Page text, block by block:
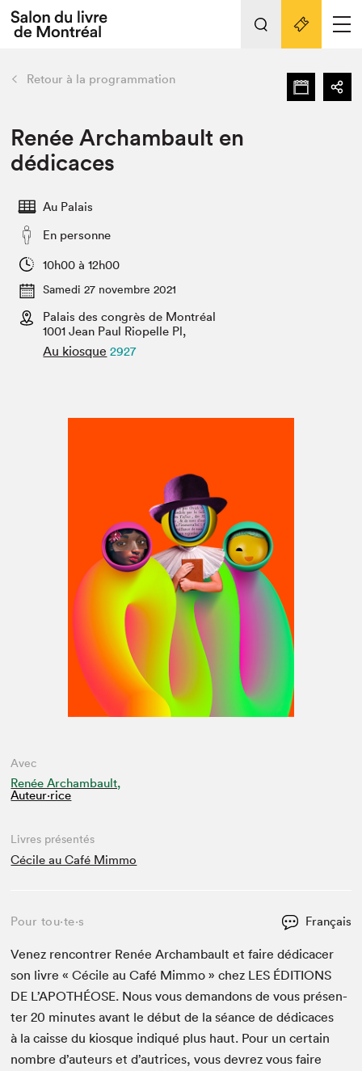
Espace exposant⋅e⋅s
Espace enseignant·e·s
L'événement
Préparer sa visite au Salon
SLM PRO
retour Nos activités
Préparer sa visite
Salon au Palais
Salon dans la ville et en ligne
Projets partenaires
Liens pratiques
Retour à la programmation
Renée Archambault en
dédicaces
Au Palais
En personne
10h00 à 12h00
Samedi 27 novembre 2021
Palais des congrès de Montréal
1001 Jean Paul Riopelle Pl,
Au kiosque 2927
Avec
Renée Archambault,
Auteur·rice
Livres présentés
Cécile au Café Mimmo
Pour tou⋅te⋅s Français
Venez ren­con­tr­er Renée Archam­bault et faire dédi­cac­er
son livre « Cécile au Café Mim­mo » chez LES ÉDI­TIONS
DE L’APOTHÉOSE. Nous vous deman­dons de vous présen­
ter20 min­utes avant le début de la séance de dédi­caces
à la caisse du kiosque indiqué plus haut. Pour un cer­tain
nom­bre d’auteurs et d’autrices, vous devrez vous faire